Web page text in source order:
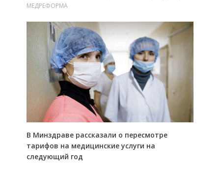
МЕДРЕФОРМА
В Минздраве рассказали о пересмотре
тарифов на медицинские услуги на
следующий год